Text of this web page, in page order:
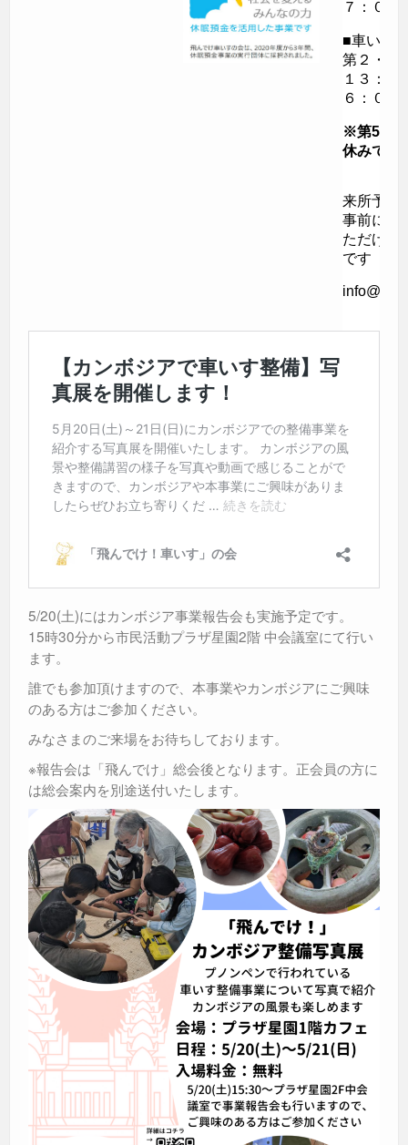
5/20(土)にはカンボジア事業報告会も実施予定です。
15時30分から市民活動プラザ星園2階 中会議室にて行い
ます。
誰でも参加頂けますので、本事業やカンボジアにご興味
のある方はご参加ください。
みなさまのご来場をお待ちしております。
※報告会は「飛んでけ」総会後となります。正会員の方に
は総会案内を別途送付いたします。